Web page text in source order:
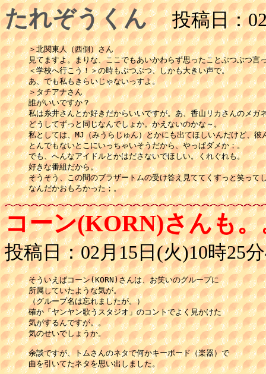
たれぞうくん 投稿日：02
＞北関東人（西側）さん
見てますよ。まりな、ここでもあいかわらず思ったことぶつぶつ言
＜学校へ行こう！＞の時もぶつぶつ、しかも大きい声で。
あ、でも私もきらいじゃないっすよ。
＞タチアナさん
誰がいいですか？
私は糸井さんとか好きだからいいですが。あ、香山リカさんのメガ
どうしてずっと同じなんでしょか。かえないのかな～。
私としては、MJ（みうらじゅん）とかにも出てほしいんだけど、彼
とんでもないとこにいっちゃいそうだから、やっぱダメか；。
でも、へんなアイドルとかはださないでほしい。くれぐれも。
好きな番組だから。
そうそう、この間のブラザートムの受け答え見ててくすっと笑って
なんだかおもろかった；。
コーン(KORN)さんも。
投稿日：02月15日(火)10時25
そういえばコーン(KORN)さんは、お笑いのグループに
所属していたような気が。
（グループ名は忘れましたが。）
確か「ヤンヤン歌うスタジオ」のコントでよく見かけた
気がするんですが。。
気のせいでしょうか。
余談ですが、トムさんのネタで何かキーボード（楽器）で
曲を引いてたネタを思い出しました。